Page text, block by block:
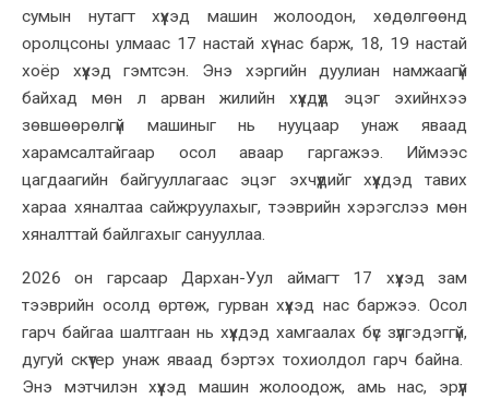
сумын нутагт хүүхэд машин жолоодон, хөдөлгөөнд
оролцсоны улмаас 17 настай хүү нас барж, 18, 19 настай
хоёр хүүхэд гэмтсэн. Энэ хэргийн дуулиан намжаагүй
байхад мөн л арван жилийн хүүхдүүд эцэг эхийнхээ
зөвшөөрөлгүй машиныг нь нууцаар унаж яваад
харамсалтайгаар осол аваар гаргажээ. Иймээс
цагдаагийн байгууллагаас эцэг эхчүүдийг хүүхдэд тавих
хараа хяналтаа сайжруулахыг, тээврийн хэрэгслээ мөн
хяналттай байлгахыг санууллаа.
2026 он гарсаар Дархан-Уул аймагт 17 хүүхэд зам
тээврийн осолд өртөж, гурван хүүхэд нас баржээ. Осол
гарч байгаа шалтгаан нь хүүхдэд хамгаалах бүс зүүлгэдэггүй,
дугуй скүүтер унаж яваад бэртэх тохиолдол гарч байна.
Энэ мэтчилэн хүүхэд машин жолоодож, амь нас, эрүүл